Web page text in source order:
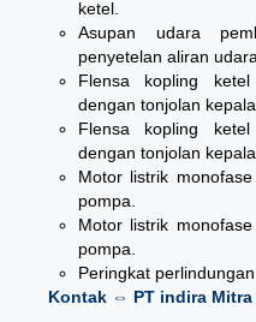
ketel.
Asupan udara
penyetelan aliran
Flensa kopling
dengan tonjolan
Flensa kopling
dengan tonjolan
Motor listrik
pompa.
Motor listrik
pompa.
Peringkat
Kontak ⇔ PT indira